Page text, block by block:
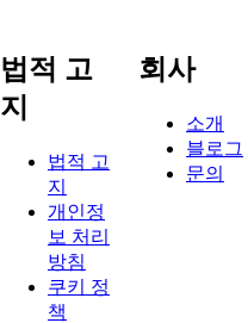
법적 고
지
법적 고
지
개인정
보 처리
방침
쿠키 정
책
회사
소개
블로그
문의